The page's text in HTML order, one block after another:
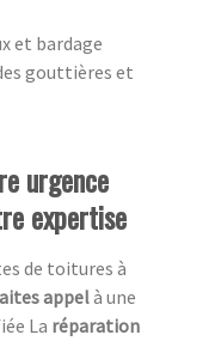
et bardage
gouttières et
urgence
expertise
de toitures à
appelà une
La réparation